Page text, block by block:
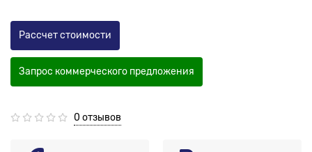
Рассчет стоимости
Запрос коммерческого предложения
0 отзывов